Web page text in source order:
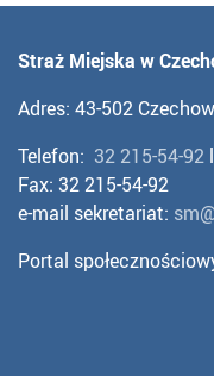
Straż Miejska w
Adres: 43-502
Telefon: 32 215-54-92
Fax: 32 215-54-92
e-mail sekretariat:
Portal